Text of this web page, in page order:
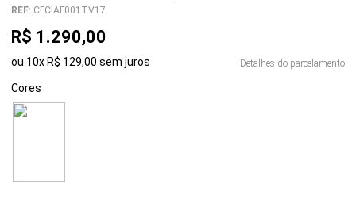
REF: CFCIAF001TV17
R$ 1 .290,00
ou 10x R$ 129,00 sem juros Detalhes do parcelamento
Cores